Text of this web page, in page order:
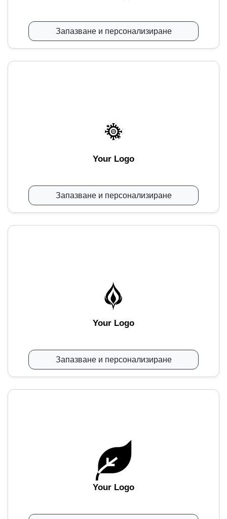
Запазване и персонализиране
Your Logo
Запазване и персонализиране
Your Logo
Запазване и персонализиране
Your Logo